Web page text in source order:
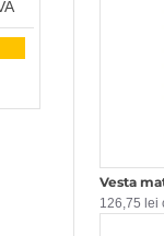
126,75 lei cu
Adaugă în
Vesta
126,75 lei